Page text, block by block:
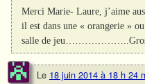
Merci Marie- Laure, j’aime
il est dans une « orangerie »
salle de jeu………………..Gros
Le 18 juin 2014 à 18 h 24